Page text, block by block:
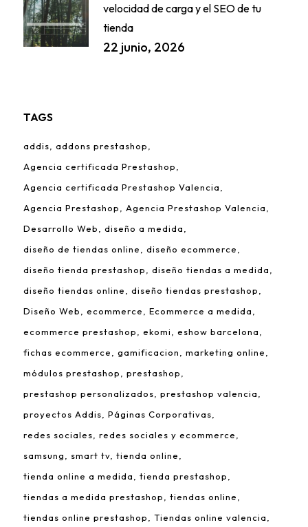
velocidad de carga y el SEO de tu
tienda
22 junio, 2026
TAGS
addis
addons prestashop
Agencia certificada Prestashop
Agencia certificada Prestashop Valencia
Agencia Prestashop
Agencia Prestashop Valencia
Desarrollo Web
diseño a medida
diseño de tiendas online
diseño ecommerce
diseño tienda prestashop
diseño tiendas a medida
diseño tiendas online
diseño tiendas prestashop
Diseño Web
ecommerce
Ecommerce a medida
ecommerce prestashop
ekomi
eshow barcelona
fichas ecommerce
gamificacion
marketing online
módulos prestashop
prestashop
prestashop personalizados
prestashop valencia
proyectos Addis
Páginas Corporativas
redes sociales
redes sociales y ecommerce
samsung
smart tv tienda online
tienda online a medida
tienda prestashop
tiendas a medida prestashop
tiendas online
tiendas online prestashop
Tiendas online valencia